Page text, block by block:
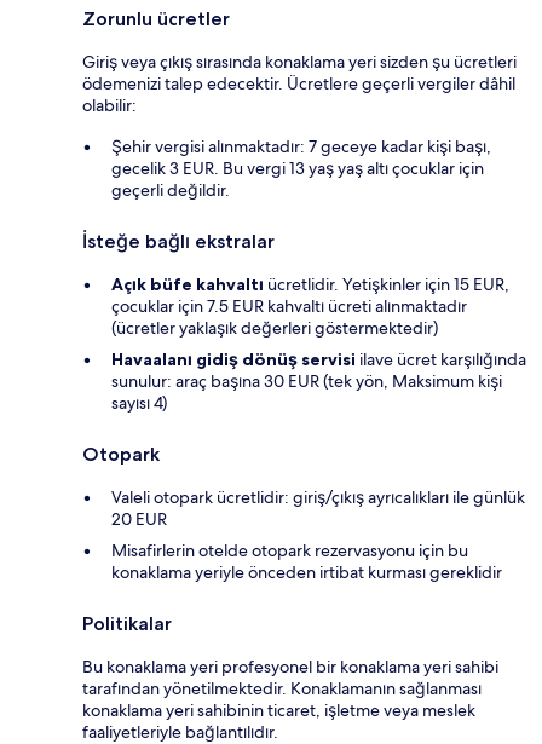
Zorunlu ücretler
Giriş veya çıkış sırasında konaklama yeri sizden şu ücretleri
ödemenizi talep edecektir. Ücretlere geçerli vergiler dâhil
olabilir:
Şehir vergisi alınmaktadır: 7 geceye kadar kişi başı,
gecelik 3 EUR. Bu vergi 13 yaş yaş altı çocuklar için
geçerli değildir.
İsteğe bağlı ekstralar
Açık büfe kahvaltı ücretlidir. Yetişkinler için 15 EUR,
çocuklar için 7.5 EUR kahvaltı ücreti alınmaktadır
(ücretler yaklaşık değerleri göstermektedir)
Havaalanı gidiş dönüş servisi ilave ücret karşılığında
sunulur: araç başına 30 EUR (tek yön, Maksimum kişi
sayısı 4)
Otopark
Valeli otopark ücretlidir: giriş/çıkış ayrıcalıkları ile günlük
20 EUR
Misafirlerin otelde otopark rezervasyonu için bu
konaklama yeriyle önceden irtibat kurması gereklidir
Politikalar
Bu konaklama yeri profesyonel bir konaklama yeri sahibi
tarafından yönetilmektedir. Konaklamanın sağlanması
konaklama yeri sahibinin ticaret, işletme veya meslek
faaliyetleriyle bağlantılıdır.